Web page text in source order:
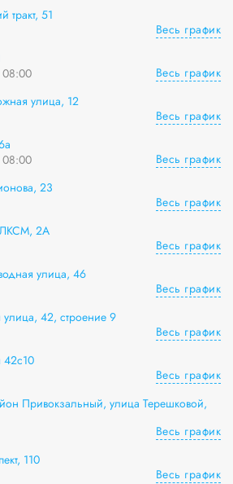
тракт, 51
Весь график
08:00
Весь график
улица, 12
Весь график
08:00
Весь график
23
Весь график
2А
Весь график
улица, 46
Весь график
42, строение 9
Весь график
Весь график
Привокзальный, улица Терешковой,
Весь график
110
Весь график